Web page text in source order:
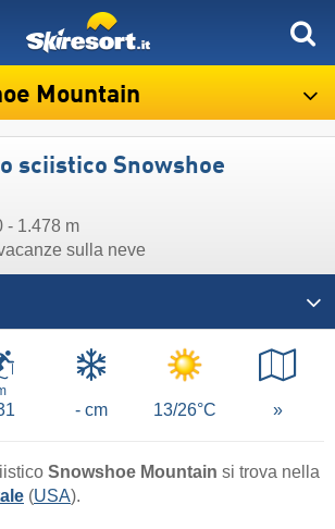
Mountain
sciistico Snowshoe
- 1.478 m
sulla neve
- cm 13/26°C »
Snowshoe Mountain si trova nella
(USA).